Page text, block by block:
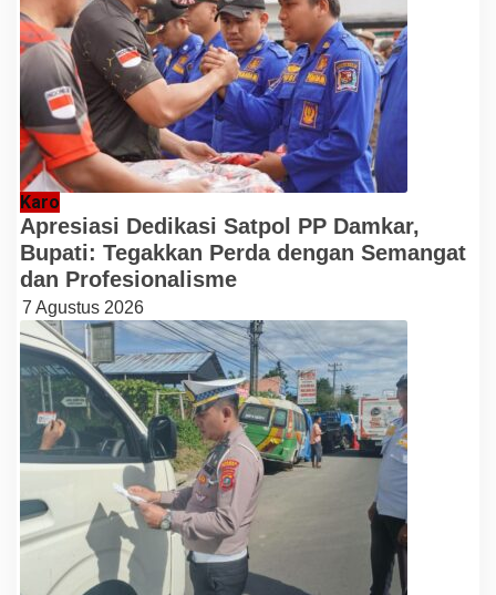
Karo
Apresiasi Dedikasi Satpol PP Damkar,
Bupati: Tegakkan Perda dengan Semangat
dan Profesionalisme
7 Agustus 2026